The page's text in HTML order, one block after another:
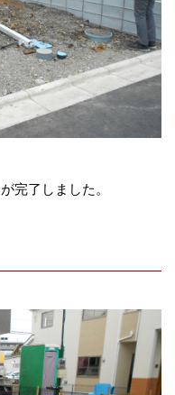
完了しました。